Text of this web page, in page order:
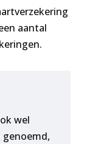
aantal
wel